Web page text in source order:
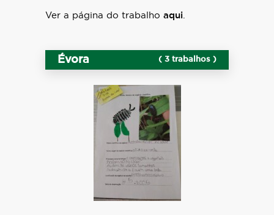
Ver a página do trabalho aqui.
Évora ( 3 trabalhos )